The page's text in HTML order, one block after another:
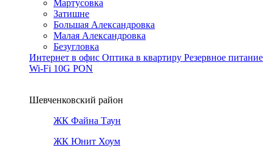
Мартусовка
Затишне
Большая Александровка
Малая Александровка
Безугловка
Интернет в офис Оптика в квартиру Резервное питание
Wi-Fi 10G PON
Шевченковский район
ЖК Файна Таун
ЖК Юнит Хоум